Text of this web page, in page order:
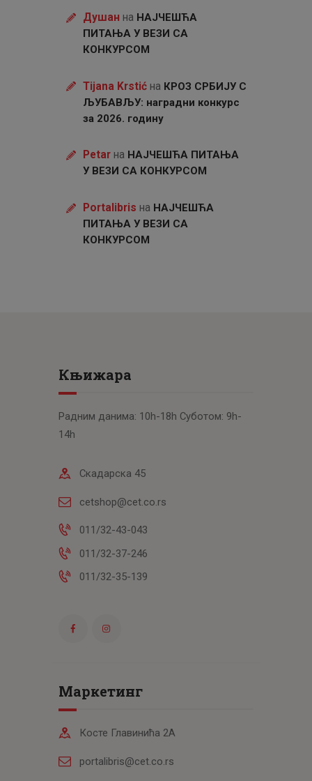
Душан на НАЈЧЕШЋА
ПИТАЊА У ВЕЗИ СА
КОНКУРСОМ
Tijana Krstićна КРОЗ СРБИЈУ С
ЉУБАВЉУ: наградни конкурс
за 2026. годину
Petarна НАЈЧЕШЋА ПИТАЊА
У ВЕЗИ СА КОНКУРСОМ
Portalibris на НАЈЧЕШЋА
ПИТАЊА У ВЕЗИ СА
КОНКУРСОМ
Књижара
Радним данима: 10h-18h Суботом: 9h-
14h
Скадарска 45
cetshop@cet.co.rs
011/32-43-043
011/32-37-246
011/32-35-139
Маркетинг
Косте Главинића 2А
portalibris@cet.co.rs